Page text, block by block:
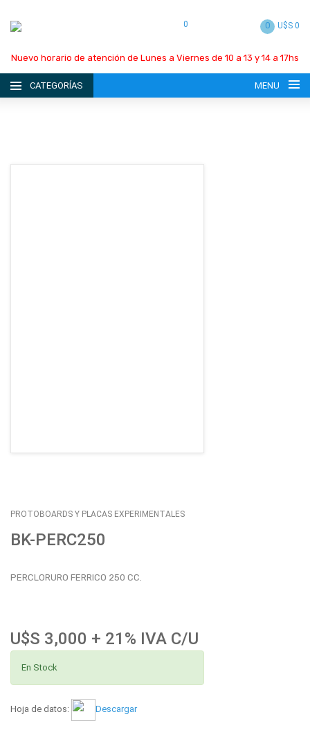
0 0 U$S 0
Nuevo horario de atención de Lunes a Viernes de 10 a 13 y 14 a 17hs
CATEGORÍAS MENU
PROTOBOARDS Y PLACAS EXPERIMENTALES
BK-PERC250
PERCLORURO FERRICO 250 CC.
U$S 3,000 + 21% IVA C/U
En Stock
Hoja de datos: Descargar